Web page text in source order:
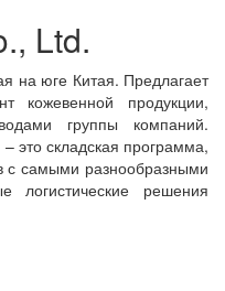
Ltd.
на юге Китая. Предлагает
кожевенной продукции,
группы компаний.
это складская программа,
с самыми разнообразными
логистические решения